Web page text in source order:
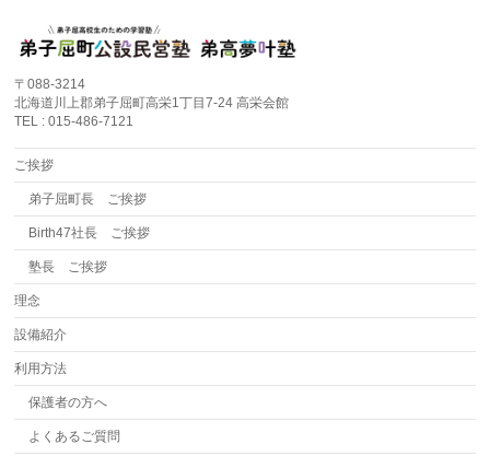
〒088-3214
北海道川上郡弟子屈町高栄1丁目7-24 高栄会館
TEL : 015-486-7121
ご挨拶
弟子屈町長 ご挨拶
Birth47社長 ご挨拶
塾長 ご挨拶
理念
設備紹介
利用方法
保護者の方へ
よくあるご質問